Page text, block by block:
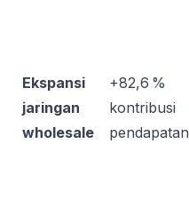
Ekspansi
jaringan
wholesale
+82,6 %
kontribusi
pendapatan